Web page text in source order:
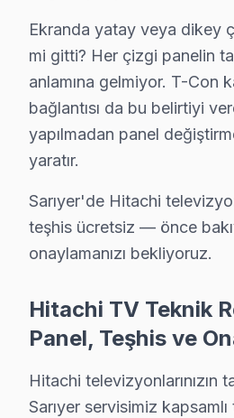
Sarıyer'da Hitachi TV
Sarıyer'da Hitachi
Yerinde tamir sürecimiz —
• Sarıyer'de randevu sonrası
• Sarıyer servisimizde tüm
• Sarıyer'de orijinal parça
• Sarıyer servisimizde
• Sarıyer'de fatura ve resmi
Sarıyer Hitachi Orijinal
Sarıyer'de Hitachi
Sarıyer TV yedek parça
Ekranda yatay veya dikey
mi gitti? Her çizgi panelin
anlamına gelmiyor. T-Con
bağlantısı da bu belirtiyi
yapılmadan panel
yaratır.
Sarıyer'de Hitachi
teşhis ücretsiz — önce
onaylamanızı bekliyoruz.
Hitachi TV Teknik
Panel, Teşhis ve
Hitachi televizyonlarınızın
Sarıyer servisimiz